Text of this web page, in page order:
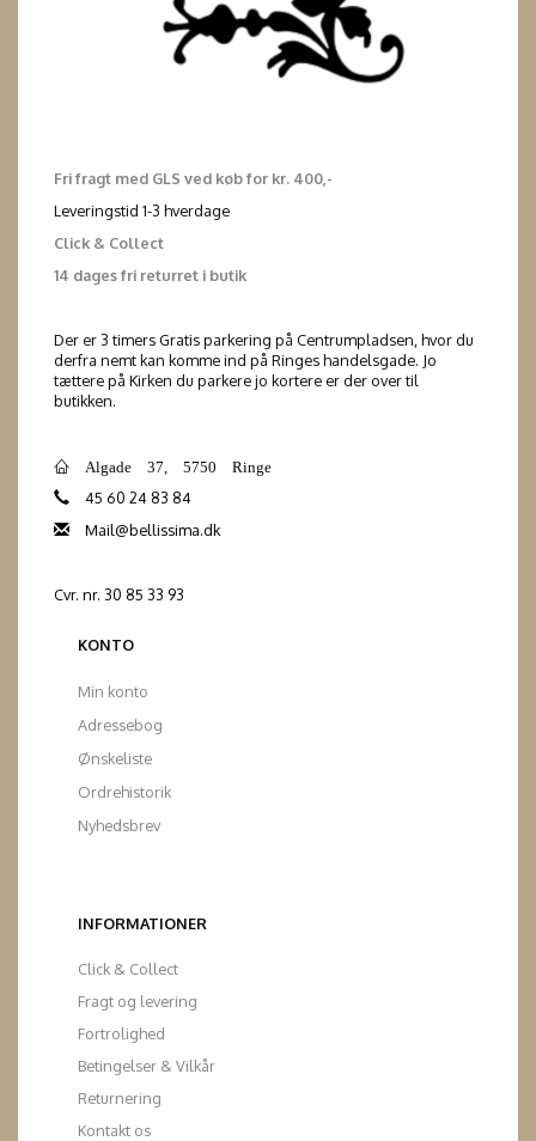
Fri fragt med GLS ved køb for kr. 400,-
Leveringstid 1-3 hverdage
Click & Collect
14 dages fri returret i butik
Der er 3 timers Gratis parkering på Centrumpladsen, hvor du
derfra nemt kan komme ind på Ringes handelsgade. Jo
tættere på Kirken du parkere jo kortere er der over til
butikken.
Algade 37, 5750 Ringe
45 60 24 83 84
Mail@bellissima.dk
Cvr. nr. 30 85 33 93
KONTO
Min konto
Adressebog
Ønskeliste
Ordrehistorik
Nyhedsbrev
INFORMATIONER
Click & Collect
Fragt og levering
Fortrolighed
Betingelser & Vilkår
Returnering
Kontakt os